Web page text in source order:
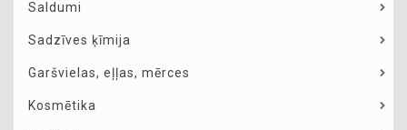
Saldumi
Sadzīves ķīmija
Garšvielas, eļļas, mērces
Kosmētika